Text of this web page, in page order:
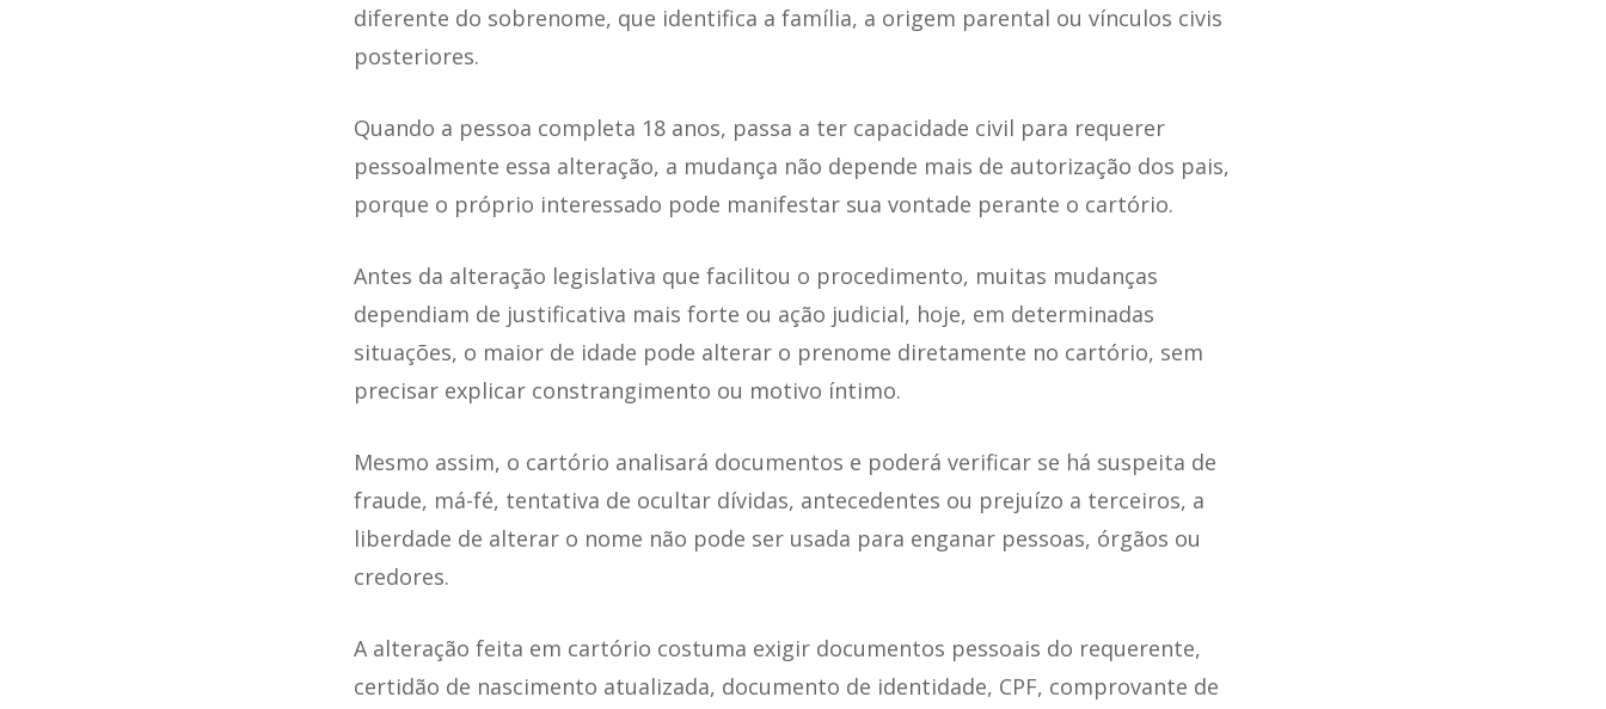
diferente do sobrenome, que identifica a família, a origem parental ou vínculos civis
posteriores.
Quando a pessoa completa 18 anos, passa a ter capacidade civil para requerer
pessoalmente essa alteração, a mudança não depende mais de autorização dos pais,
porque o próprio interessado pode manifestar sua vontade perante o cartório.
Antes da alteração legislativa que facilitou o procedimento, muitas mudanças
dependiam de justificativa mais forte ou ação judicial, hoje, em determinadas
situações, o maior de idade pode alterar o prenome diretamente no cartório, sem
precisar explicar constrangimento ou motivo íntimo.
Mesmo assim, o cartório analisará documentos e poderá verificar se há suspeita de
fraude, má-fé, tentativa de ocultar dívidas, antecedentes ou prejuízo a terceiros, a
liberdade de alterar o nome não pode ser usada para enganar pessoas, órgãos ou
credores.
A alteração feita em cartório costuma exigir documentos pessoais do requerente,
certidão de nascimento atualizada, documento de identidade, CPF, comprovante de